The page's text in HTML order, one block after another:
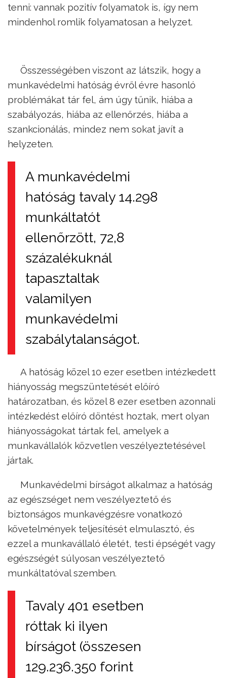
tenni: vannak pozitív folyamatok is, így nem
mindenhol romlik folyamatosan a helyzet.
Összességében viszont az látszik, hogy a
munkavédelmi hatóság évről évre hasonló
problémákat tár fel, ám úgy tűnik, hiába a
szabályozás, hiába az ellenőrzés, hiába a
szankcionálás, mindez nem sokat javít a
helyzeten.
A munkavédelmi
hatóság tavaly 14.298
munkáltatót
ellenőrzött, 72,8
százalékuknál
tapasztaltak
valamilyen
munkavédelmi
szabálytalanságot.
A hatóság közel 10 ezer esetben intézkedett
hiányosság megszüntetését előíró
határozatban, és közel 8 ezer esetben azonnali
intézkedést előíró döntést hoztak, mert olyan
hiányosságokat tártak fel, amelyek a
munkavállalók közvetlen veszélyeztetésével
jártak.
Munkavédelmi bírságot alkalmaz a hatóság
az egészséget nem veszélyeztető és
biztonságos munkavégzésre vonatkozó
követelmények teljesítését elmulasztó, és
ezzel a munkavállaló életét, testi épségét vagy
egészségét súlyosan veszélyeztető
munkáltatóval szemben.
Tavaly 401 esetben
róttak ki ilyen
bírságot (összesen
129.236.350 forint